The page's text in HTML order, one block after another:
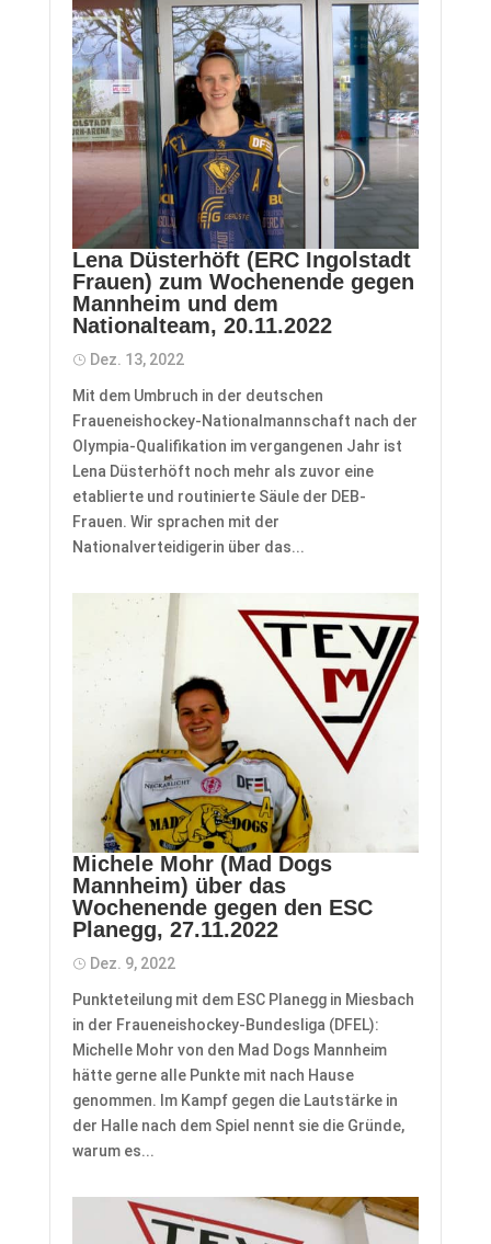
Lena Düsterhöft (ERC Ingolstadt
Frauen) zum Wochenende gegen
Mannheim und dem
Nationalteam, 20.11.2022
Dez. 13, 2022
Mit dem Umbruch in der deutschen
Fraueneishockey-Nationalmannschaft nach der
Olympia-Qualifikation im vergangenen Jahr ist
Lena Düsterhöft noch mehr als zuvor eine
etablierte und routinierte Säule der DEB-
Frauen. Wir sprachen mit der
Nationalverteidigerin über das...
Michele Mohr (Mad Dogs
Mannheim) über das
Wochenende gegen den ESC
Planegg, 27.11.2022
Dez. 9, 2022
Punkteteilung mit dem ESC Planegg in Miesbach
in der Fraueneishockey-Bundesliga (DFEL):
Michelle Mohr von den Mad Dogs Mannheim
hätte gerne alle Punkte mit nach Hause
genommen. Im Kampf gegen die Lautstärke in
der Halle nach dem Spiel nennt sie die Gründe,
warum es...